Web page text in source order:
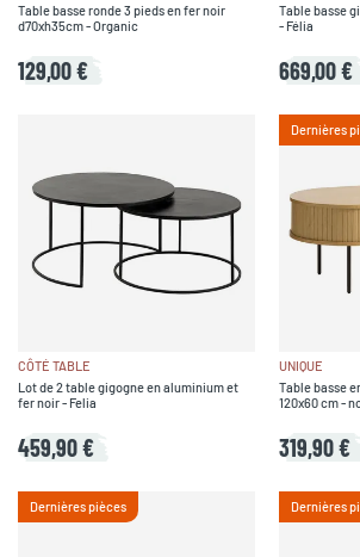
Table basse ronde 3 pieds en fer noir
d70xh35cm - Organic
129,00 €
Table basse
- Félia
669,00 €
CÔTÉ TABLE
Lot de 2 table gigogne en aluminium et
fer noir - Felia
459,90 €
Dernières
UNIQUE
Table basse
120x60 cm -
319,90 €
Dernières pièces Dernières